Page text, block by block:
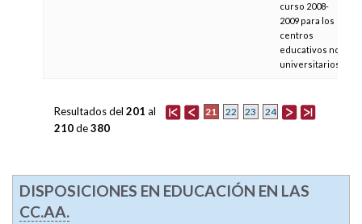
curso 2008-
2009 para los
centros
educativos no
universitarios
21 22 23 24
Resultados del 201 al
210de380
DISPOSICIONES EN EDUCACIÓN EN LAS
CC.AA.